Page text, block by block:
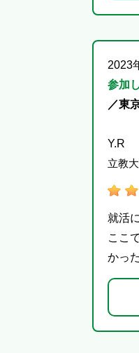
2023
参加
／東
Y.R
立教
就活
ここ
かっ